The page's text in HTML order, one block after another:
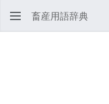
畜産用語辞典